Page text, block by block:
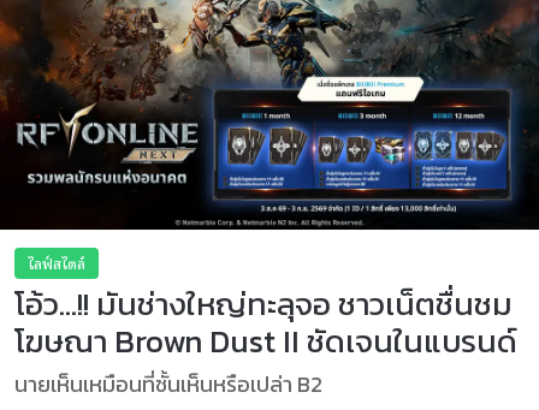
ไลฟ์สไตล์
โอ้ว…!! มันช่างใหญ่ทะลุจอ ชาวเน็ตชื่นชม
โฆษณา Brown Dust II ชัดเจนในแบรนด์
นายเห็นเหมือนที่ชั้นเห็นหรือเปล่า B2